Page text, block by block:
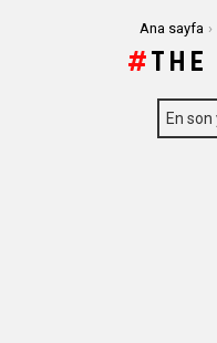
Ana sayfa
THE